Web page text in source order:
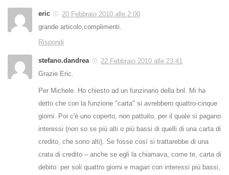
eric
20 Febbraio 2010 alle 2:00
grande articolo,complimenti.
Rispondi
stefano.dandrea
22 Febbraio 2010 alle 23:41
Grazie Eric.
Per Michele. Ho chiesto ad un funzinario della bnl. Mi ha
detto che con la funzione "carta" si avrebbero quattro-cinque
giorni. Poi c'è uno coperto, non pattuito, per il quale si pagano
interessi (non so se più alti o più bassi di quelli di una carta di
credito, che sono alti). Se fosse così si trattarebbe di una
crata di credito – anche se egli la chiamava, come te, carta di
debito: per soli quattro giorni e magari con interessi più bassi,